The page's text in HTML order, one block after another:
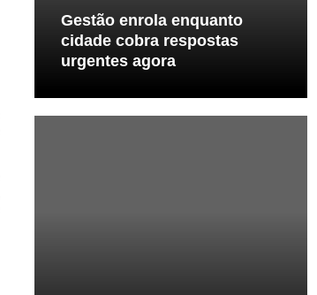
Gestão enrola enquanto
cidade cobra respostas
urgentes agora